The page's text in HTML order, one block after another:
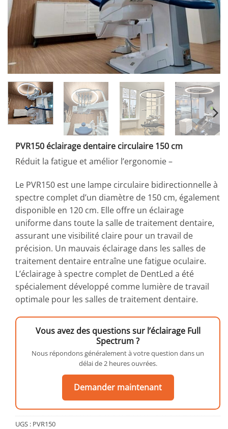
PVR150 éclairage dentaire circulaire 150 cm
Réduit la fatigue et amélior l’ergonomie –
Le PVR150 est une lampe circulaire bidirectionnelle à
spectre complet d’un diamètre de 150 cm, également
disponible en 120 cm. Elle offre un éclairage
uniforme dans toute la salle de traitement dentaire,
assurant une visibilité claire pour un travail de
précision. Un mauvais éclairage dans les salles de
traitement dentaire entraîne une fatigue oculaire.
L’éclairage à spectre complet de DentLed a été
spécialement développé comme lumière de travail
optimale pour les salles de traitement dentaire.
Vous avez des questions sur l’éclairage Full
Spectrum ?
Nous répondons généralement à votre question dans un
délai de 2 heures ouvrées.
Demander maintenant
UGS : PVR150